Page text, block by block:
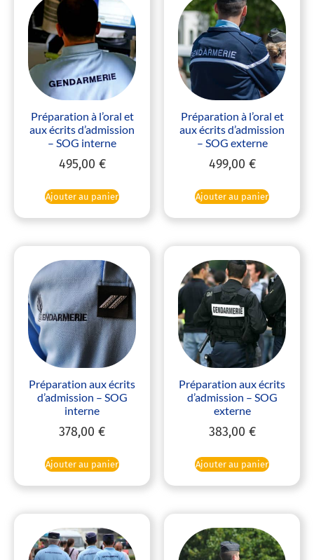
Préparation à l’oral et
aux écrits d’admission
– SOG interne
495,00 €
Ajouter au panier
Préparation à l’oral et
aux écrits d’admission
– SOG externe
499,00 €
Ajouter au panier
Préparation aux écrits
d’admission – SOG
interne
378,00 €
Ajouter au panier
Préparation aux écrits
d’admission – SOG
externe
383,00 €
Ajouter au panier